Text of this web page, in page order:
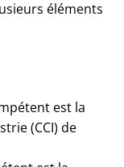
éléments
est la
(CCI) de